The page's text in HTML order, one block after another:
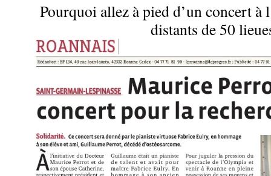
Pourquoi allez à pied d’un concert à
distants de 50